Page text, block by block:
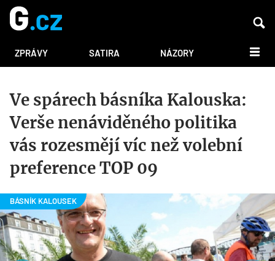
ZPRÁVY SATIRA NÁZORY DALŠÍ
Ve spárech básníka Kalouska:
Verše nenáviděného politika
vás rozesmějí víc než volební
preference TOP 09